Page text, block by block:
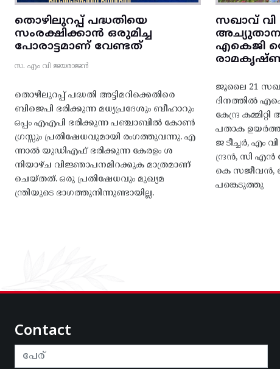
തൊഴിലുറപ്പ് പദ്ധതിയെ
സംരക്ഷിക്കാൻ ഒരുമിച്ച
പോരാട്ടമാണ് വേണ്ടത്
സ. എം വി ജയരാജൻ
തൊഴിലുറപ്പ് പദ്ധതി അട്ടിമറിക്കെതിരെ
ബിജെപി ഭരിക്കുന്ന മധ്യപ്രദേശും ബീഹാറും
ഒപ്പം എഎപി ഭരിക്കുന്ന പഞ്ചാബിൽ കോൺ
ഗ്രസ്സും പ്രതിഷേധവുമായി രംഗത്തുവന്നു. എ
ന്നാൽ യുഡിഎഫ് ഭരിക്കുന്ന കേരളം ശ
നിയാഴ്ച വിജ്ഞാപനമിറക്കുക മാത്രമാണ്
ചെയ്തത്. ഒരു പ്രതിഷേധവും മുഖ്യമ
ന്ത്രിയുടെ ഭാഗത്തുനിന്നുണ്ടായില്ല.
സഖാവ്
എകെജി
ജൂലൈ 21
ദിനത്തിൽ
കേന്ദ്ര
പതാക
ജ ടീച്ചർ, എം
ന്ദ്രൻ, സി
കെ സജീവൻ,
പങ്കെടുത്തു
Contact